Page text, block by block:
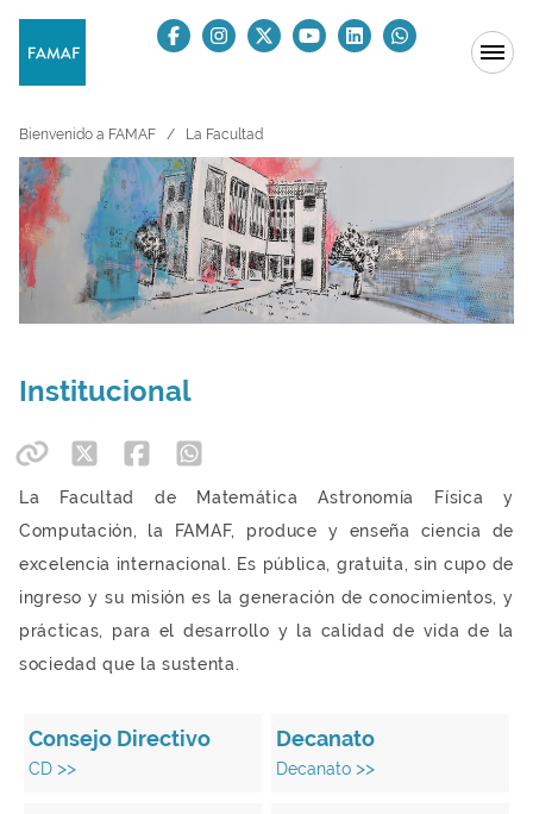
Bienvenido a FAMAF La Facultad
Institucional
La Facultad de Matemática Astronomía Física y
Computación, la FAMAF, produce y enseña ciencia de
excelencia internacional. Es pública, gratuita, sin cupo de
ingreso y su misión es la generación de conocimientos, y
prácticas, para el desarrollo y la calidad de vida de la
sociedad que la sustenta.
Consejo Directivo
CD >>
Decanato
Decanato >>